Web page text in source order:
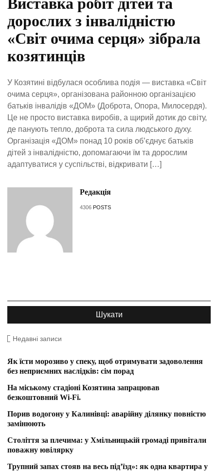
дорослих з інвалідністю
«Світ очима серця» зібрала
козятинців
У Козятині відбулася особлива подія — виставка «Світ
очима серця», організована районною організацією
батьків інвалідів «ДОМ» (Доброта, Опора, Милосердя).
Це не просто виставка виробів, а щирий дотик до світу,
де панують тепло, доброта та сила людського духу.
Організація «ДОМ» понад 10 років об’єднує батьків
дітей з інвалідністю, допомагаючи їм та дорослим
адаптуватися у суспільстві, відкривати […]
Редакція
4306 POSTS
Недавні записи
Як їсти морозиво у спеку, щоб отримувати задоволення
без неприємних наслідків: сім порад
На міському стадіоні Козятина запрацював
безкоштовний Wi-Fi.
Порив водогону у Калинівці: аварійну ділянку повністю
замінюють
Століття за плечима: у Хмільницькій громаді привітали
поважну ювілярку
Трупний запах стояв на весь під’їзд»: як одна квартира у